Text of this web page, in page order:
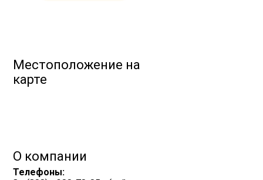
Местоположение на
карте
О компании
Телефоны: